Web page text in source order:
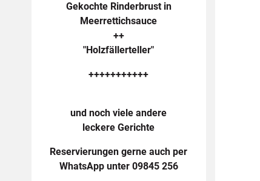
Gekochte Rinderbrust in
Meerrettichsauce
++
"Holzfällerteller"
+++++++++++
und noch viele andere
leckere Gerichte
Reservierungen gerne auch per
WhatsApp unter 09845 256